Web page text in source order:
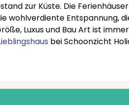
zur Küste. Die
wohlverdiente Entspannung,
Luxus und Bau Art ist
bei Schoonzicht